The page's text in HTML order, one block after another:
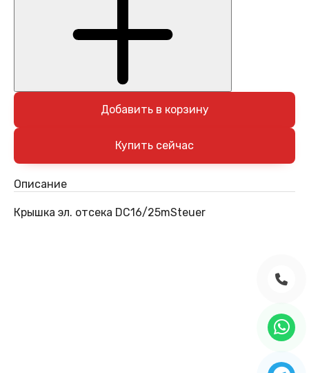
Добавить в корзину
Описание
Крышка эл. отсека DC16/25mSteuer